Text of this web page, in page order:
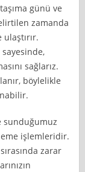
günü ve
zamanda
sağlarız.
böylelikle
sunduğumuz
işlemleridir.
zarar